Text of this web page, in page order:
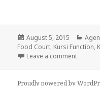
Posted
on
August 5, 2015
Food Court, Kursi Function,
Leave a comment
Proudly powered by